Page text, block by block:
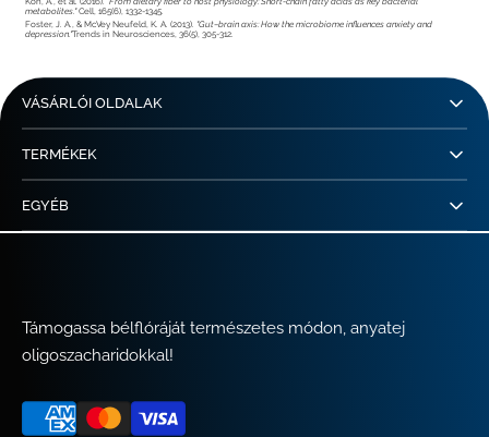
metabolites."Cell, 165(6), 1332-1345.
Foster, J. A., & McVey Neufeld, K. A. (2013). "Gut–brain axis: How the microbiome influences anxiety and
depression."Trends in Neurosciences, 36(5), 305-312.
VÁSÁRLÓI OLDALAK
TERMÉKEK
EGYÉB
Támogassa bélflóráját természetes módon, anyatej
oligoszacharidokkal!